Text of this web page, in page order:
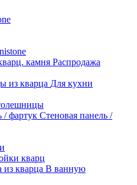
Распродажа
Для кухни
Стеновая панель /
кварц
В ванную